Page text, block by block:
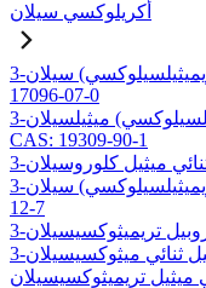
أكريلوكسي سيلان
3-ميثاكريلوكسي بروبيلتريس (تريميثيلسيلوكسي) سيلان CAS:
17096-07-0
3-ميثاكريلويلوكسي بروبيلبيس (تريميثيلسيلوكسي) ميثيلسيلان
CAS: 19309-90-1
3-أكريلوكسي بروبيلتريس (تريميثيلسيلوكسي) سيلان CAS: 17096-
12-7